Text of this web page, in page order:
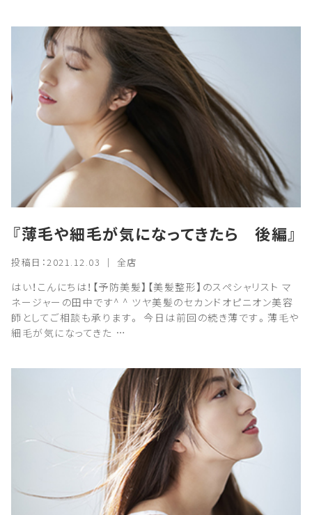
『薄毛や細毛が気になってきたら 後編』
投稿日：2021.12.03 ｜ 全店
はい！こんにちは！【予防美髪】【美髪整形】のスペシャリスト マ
ネージャーの田中です^ ^ ツヤ美髪のセカンドオピニオン美容
師としてご相談も承ります。 今日は前回の続き薄です。薄毛や
細毛が気になってきた …